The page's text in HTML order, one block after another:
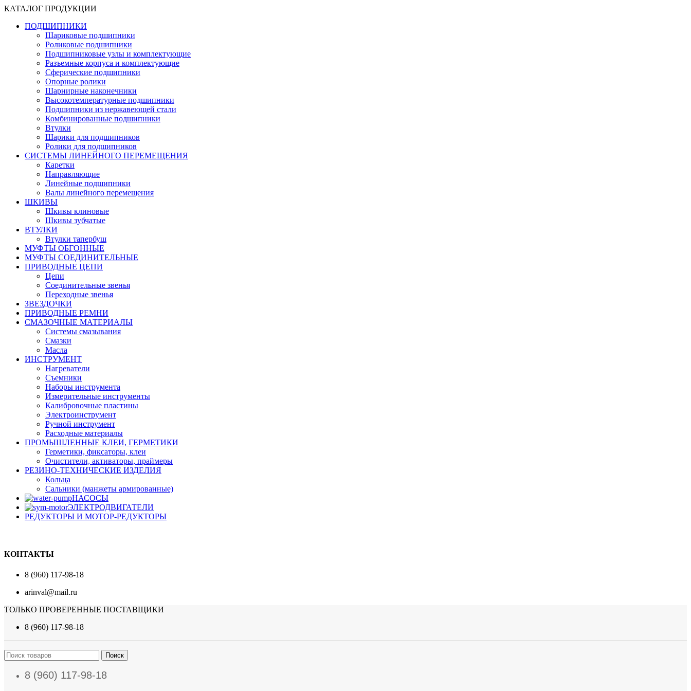
КАТАЛОГ ПРОДУКЦИИ
ПОДШИПНИКИ
Шариковые подшипники
Роликовые подшипники
Подшипниковые узлы и комплектующие
Разъемные корпуса и комплектующие
Сферические подшипники
Опорные ролики
Шарнирные наконечники
Высокотемпературные подшипники
Подшипники из нержавеющей стали
Комбинированные подшипники
Втулки
Шарики для подшипников
Ролики для подшипников
СИСТЕМЫ ЛИНЕЙНОГО ПЕРЕМЕЩЕНИЯ
Каретки
Направляющие
Линейные подшипники
Валы линейного перемещения
ШКИВЫ
Шкивы клиновые
Шкивы зубчатые
ВТУЛКИ
Втулки тапербуш
МУФТЫ ОБГОННЫЕ
МУФТЫ СОЕДИНИТЕЛЬНЫЕ
ПРИВОДНЫЕ ЦЕПИ
Цепи
Соединительные звенья
Переходные звенья
ЗВЕЗДОЧКИ
ПРИВОДНЫЕ РЕМНИ
СМАЗОЧНЫЕ МАТЕРИАЛЫ
Системы смазывания
Смазки
Масла
ИНСТРУМЕНТ
Нагреватели
Съемники
Наборы инструмента
Измерительные инструменты
Калибровочные пластины
Электроинструмент
Ручной инструмент
Расходные материалы
ПРОМЫШЛЕННЫЕ КЛЕИ, ГЕРМЕТИКИ
Герметики, фиксаторы, клеи
Очистители, активаторы, праймеры
РЕЗИНО-ТЕХНИЧЕСКИЕ ИЗДЕЛИЯ
Кольца
Сальники (манжеты армированные)
НАСОСЫ
ЭЛЕКТРОДВИГАТЕЛИ
РЕДУКТОРЫ И МОТОР-РЕДУКТОРЫ
КОНТАКТЫ
8 (960) 117-98-18
arinval@mail.ru
ТОЛЬКО ПРОВЕРЕННЫЕ ПОСТАВЩИКИ
8 (960) 117-98-18
Поиск
8 (960) 117-98-18